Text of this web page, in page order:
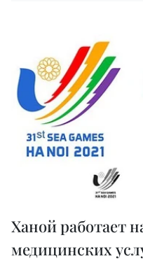
Ханой работает
медицинских